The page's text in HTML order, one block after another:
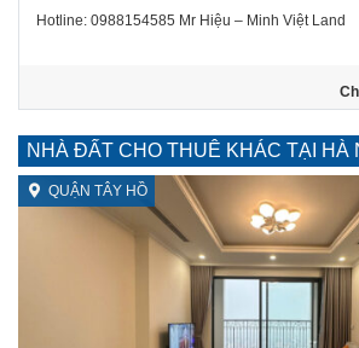
Hotline: 0988154585 Mr Hiệu – Minh Việt Land
NHÀ ĐẤT CHO THUÊ KHÁC TẠI HÀ
QUẬN TÂY HỒ